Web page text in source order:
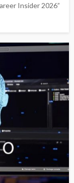
Insider 2026”